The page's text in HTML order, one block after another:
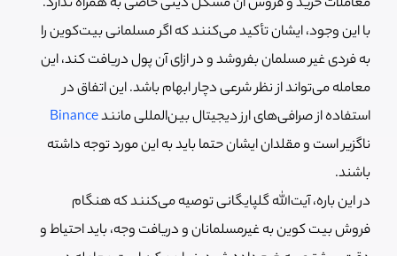
با این وجود، ایشان تأکید می‌کنند که اگر مسلمانی بیت‌کوین را
به فردی غیر مسلمان بفروشد و در ازای آن پول دریافت کند، این
معامله می‌تواند از نظر شرعی دچار ابهام باشد. این اتفاق در
استفاده از صرافی‌های ارز دیجیتال بین‌المللی مانندBinance
ناگزیر است و مقلدان ایشان حتما باید به این مورد توجه داشته
باشند.
در این باره، آیت‌الله گلپایگانی توصیه می‌کنند که هنگام
فروش بیت‌ کوین به غیرمسلمانان و دریافت وجه، باید احتیاط و